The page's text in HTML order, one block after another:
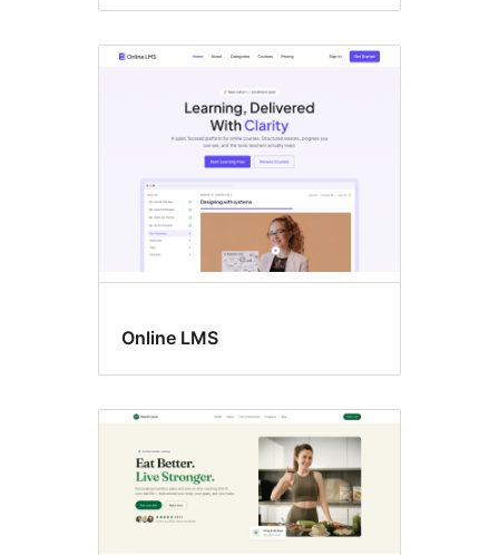
Online LMS